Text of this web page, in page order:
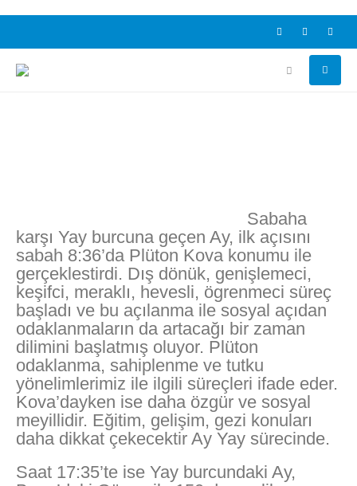
Sabaha
karşı Yay burcuna geçen Ay, ilk açısını
sabah 8:36’da Plüton Kova konumu ile
gerçeklestirdi. Dış dönük, genişlemeci,
keşifci, meraklı, hevesli, ögrenmeci süreç
başladı ve bu açılanma ile sosyal açıdan
odaklanmaların da artacağı bir zaman
dilimini başlatmış oluyor. Plüton
odaklanma, sahiplenme ve tutku
yönelimlerimiz ile ilgili süreçleri ifade eder.
Kova’dayken ise daha özgür ve sosyal
meyillidir. Eğitim, gelişim, gezi konuları
daha dikkat çekecektir Ay Yay sürecinde.
Saat 17:35’te ise Yay burcundaki Ay,